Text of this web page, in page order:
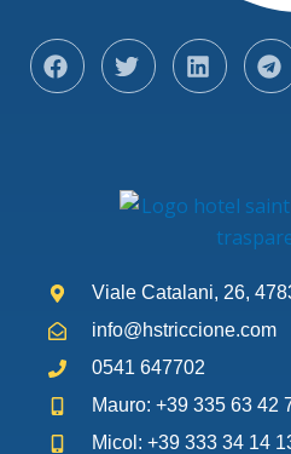
Viale Catalani, 26,
info@hstriccione.com
0541 647702
Mauro: +39 335 63 42
Micol: +39 333 34 14